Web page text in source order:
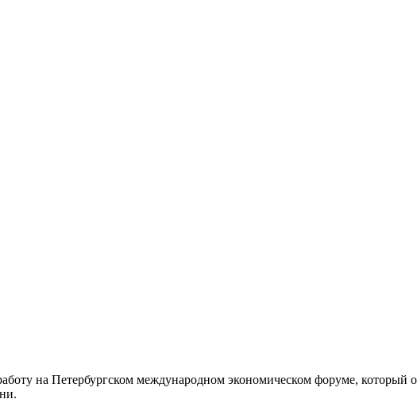
на Петербургском международном экономическом форуме,